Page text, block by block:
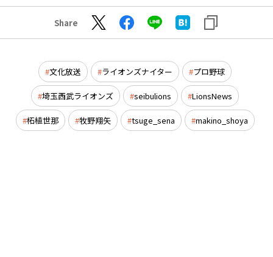
Share
文化放送 ライオンズナイター プロ野球
埼玉西武ライオンズ seibulions LionsNews
柘植世那 牧野翔矢 tsuge_sena makino_shoya